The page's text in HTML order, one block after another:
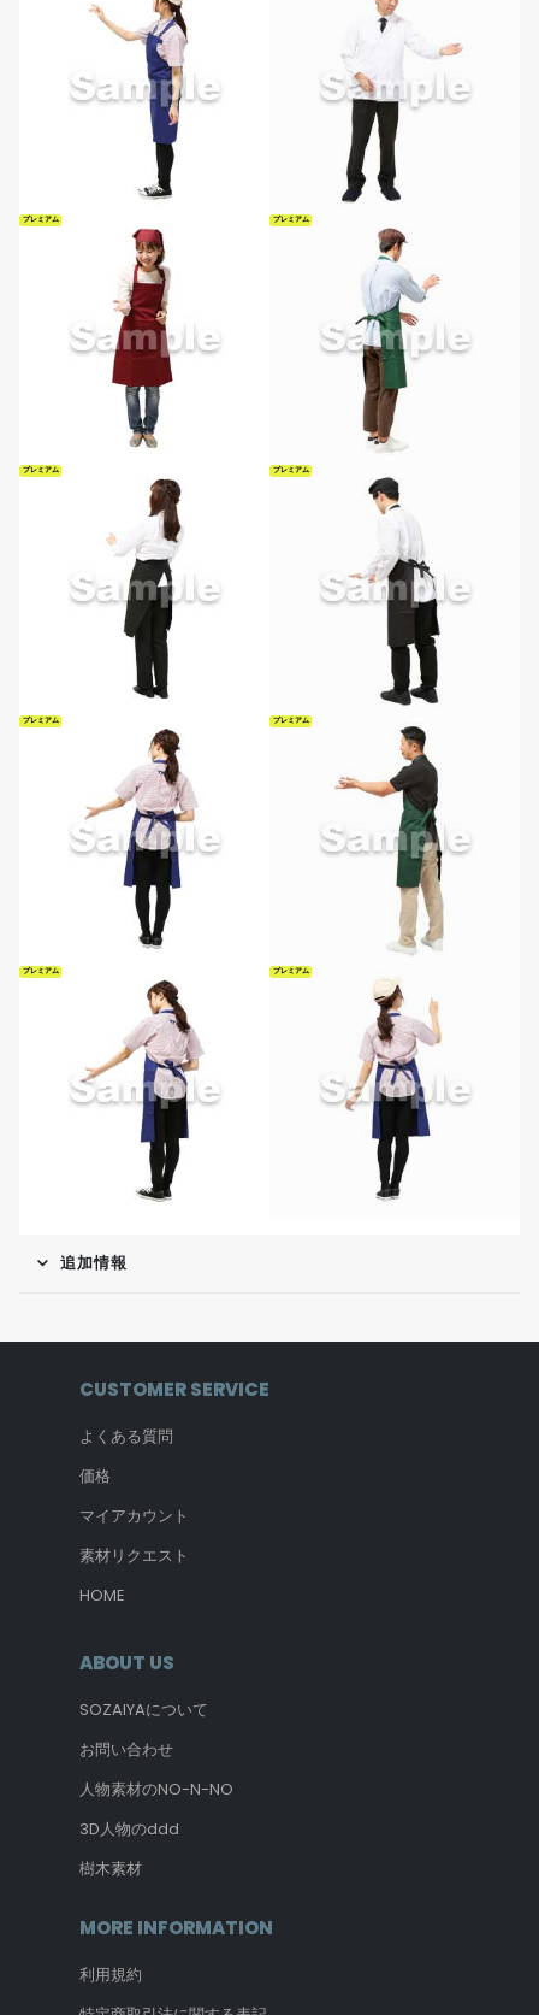
プレミアム プレミアム
プレミアム プレミアム
プレミアム プレミアム
プレミアム プレミアム
追加情報
CUSTOMER SERVICE
よくある質問
価格
マイアカウント
素材リクエスト
HOME
ABOUT US
SOZAIYAについて
お問い合わせ
人物素材のNO-N-NO
3D人物のddd
樹木素材
MORE INFORMATION
利用規約